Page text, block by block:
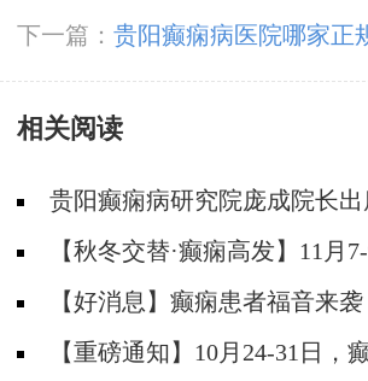
则是什么？
下一篇： 贵阳癫痫病医院哪家正
癫痫有什么特点？
相关阅读
贵阳癫痫病研究院庞成院长
CAAE国际癫痫论坛暨协会成立
【秋冬交替·癫痫高发】11月
的北京三甲名医，携手贵州专家
约！
【好消息】癫痫患者福音来
价专项检查+京黔专家免费亲诊
【重磅通知】10月24-31日，